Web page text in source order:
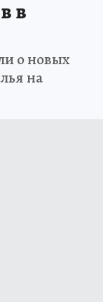
в
о новых
на